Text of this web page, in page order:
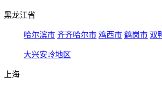
黑龙江省
哈尔滨市 齐齐哈尔市 鸡西市 鹤岗市 双
大兴安岭地区
上海